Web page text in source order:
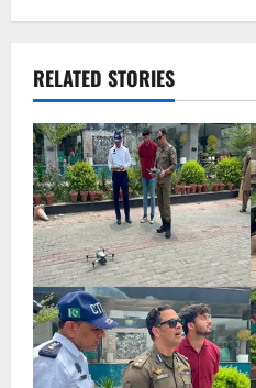
v
i
g
a
t
i
o
RELATED STORIES